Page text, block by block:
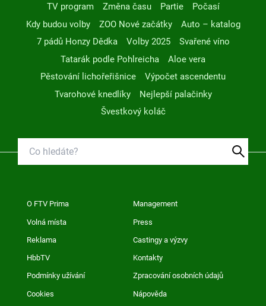
TV program
Změna času Partie
Počasí
Kdy budou volby
ZOO Nové začátky
Auto – katalog
7 pádů Honzy Dědka
Volby 2025
Svařené víno
Tatarák podle Pohlreicha
Aloe vera
Pěstování lichořeřišnice
Výpočet ascendentu
Tvarohové knedlíky
Nejlepší palačinky
Švestkový koláč
O FTV Prima Management
Volná místa Press
Reklama Castingy a výzvy
HbbTV Kontakty
Podmínky užívání Zpracování osobních údajů
Cookies Nápověda